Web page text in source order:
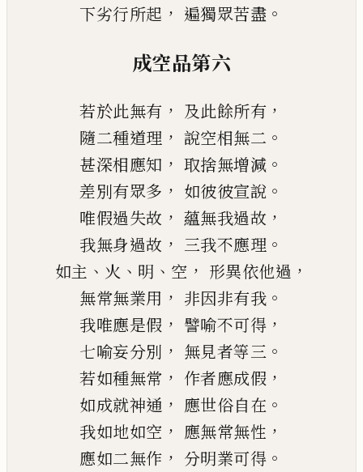
下劣行所起 ， 遍獨眾苦盡 。
成空品第六
若於此無有 ， 及此餘所有 ，
隨二種道理 ， 說空相無二 。
甚深相應知 ， 取捨無增減 。
差別有眾多 ， 如彼彼宣說 。
唯假過失故 ， 蘊無我過故 ，
我無身過故 ， 三我不應理 。
如主 、 火 、 明 、 空 ， 形異依他過 ，
無常無業用 ， 非因非有我 。
我唯應是假 ， 譬喻不可得 ，
七喻妄分別 ， 無見者等三 。
若如種無常 ， 作者應成假 ，
如成就神通 ， 應世俗自在 。
我如地如空 ， 應無常無性 ，
應如二無作 ， 分明業可得 。